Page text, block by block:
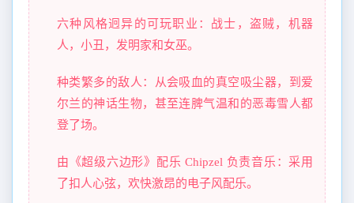
六种风格迥异的可玩职业：战士，盗贼，机器
人，小丑，发明家和女巫。
种类繁多的敌人：从会吸血的真空吸尘器，到爱
尔兰的神话生物，甚至连脾气温和的恶毒雪人都
登了场。
由《超级六边形》配乐 Chipzel 负责音乐：采用
了扣人心弦，欢快激昂的电子风配乐。